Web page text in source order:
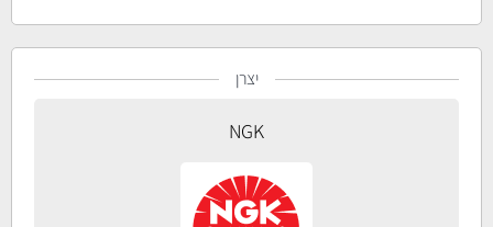
יצרן
NGK